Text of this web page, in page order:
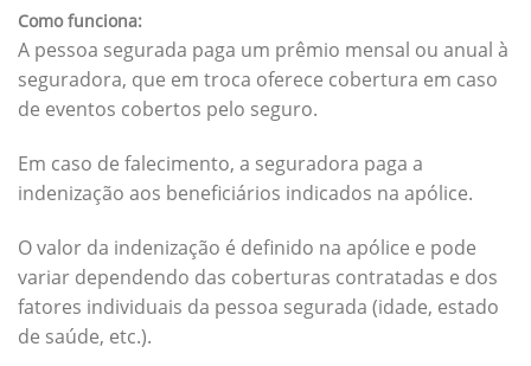
Como funciona:
A pessoa segurada paga um prêmio mensal ou anual à
seguradora, que em troca oferece cobertura em caso
de eventos cobertos pelo seguro.
Em caso de falecimento, a seguradora paga a
indenização aos beneficiários indicados na apólice.
O valor da indenização é definido na apólice e pode
variar dependendo das coberturas contratadas e dos
fatores individuais da pessoa segurada (idade, estado
de saúde, etc.).